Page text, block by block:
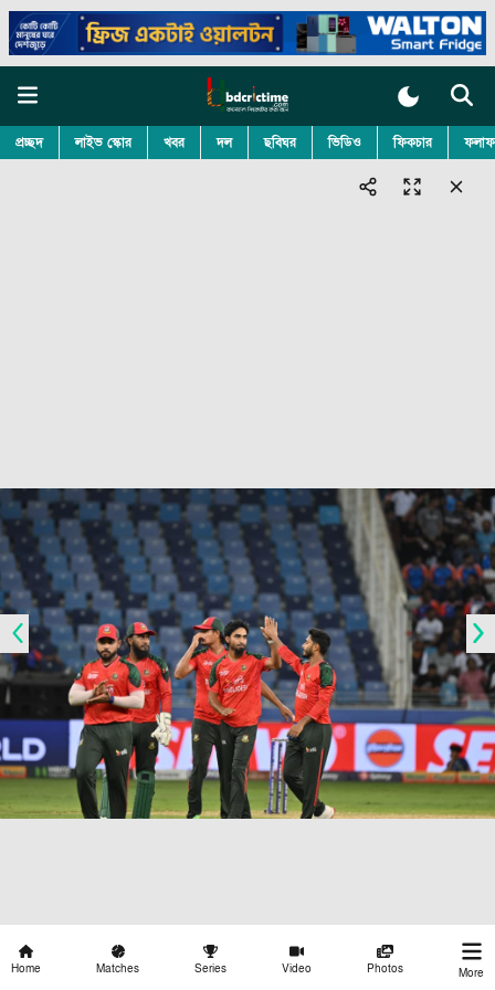
প্রচ্ছদ লাইভ স্কোর খবর দল ছবিঘর ভিডিও ফিকচার
Home Matches Series Video Photos More